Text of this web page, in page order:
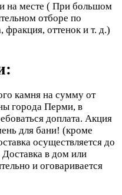
на месте ( При большом
отборе по
оттенок и т. д.)
камня на сумму от
города Перми, в
доплата. Акция
для бани! (кроме
осуществляется до
в дом или
и оговаривается